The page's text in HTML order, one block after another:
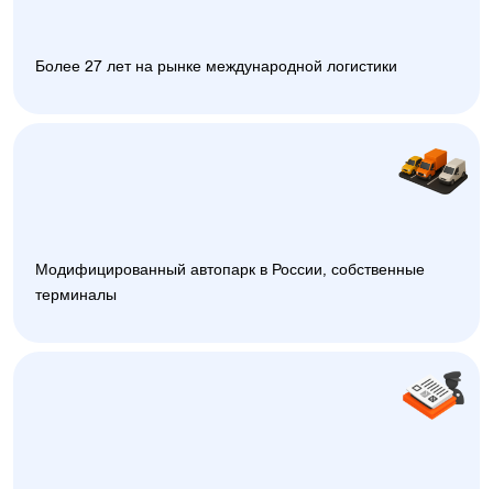
Более 27 лет на рынке международной логистики
Модифицированный автопарк в России, собственные
терминалы